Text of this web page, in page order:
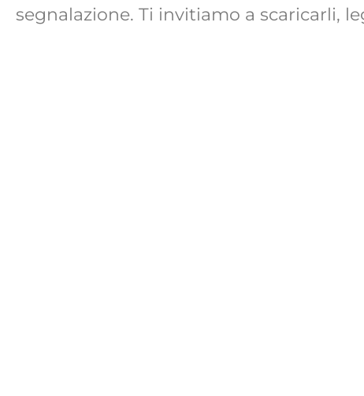
segnalazione. Ti invitiamo a scaricarli,